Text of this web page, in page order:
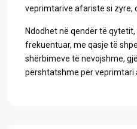
veprimtarive afariste si zyre,
Ndodhet në qendër të
frekuentuar, me qasje të
shërbimeve të nevojshme,
përshtatshme për veprimtari